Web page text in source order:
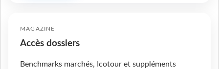
MAGAZINE
Accès dossiers
Benchmarks marchés, Icotour et suppléments